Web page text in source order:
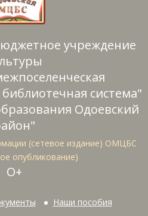
учреждение
система"
Одоевский
(сетевое издание) ОМЦБС
опубликование)
О+
Наши пособия